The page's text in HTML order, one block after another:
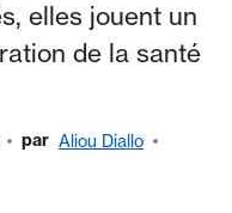
elles jouent un
de la santé
par Aliou Diallo